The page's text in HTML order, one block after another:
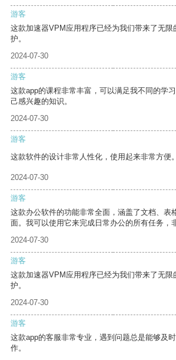
游客
这款加速器VPM应用程序已经为我们带来了无限
护。
2024-07-30
游客
这款app的课程非常丰富，可以满足我不同的学
己感兴趣的知识。
2024-07-30
游客
这款软件的设计非常人性化，使用起来非常方便。
2024-07-30
游客
这款办公软件的功能非常全面，涵盖了文档、表
面。我可以使用它来完成日常办公的所有任务，
2024-07-30
游客
这款加速器VPM应用程序已经为我们带来了无限
护。
2024-07-30
游客
这款app的客服非常专业，遇到问题总是能够及
作。